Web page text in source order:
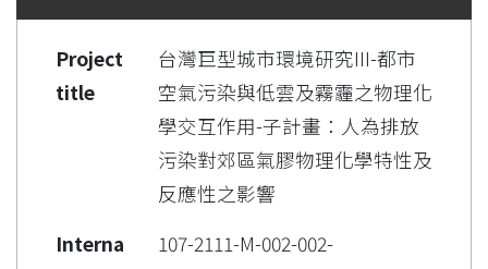
Project
title
台灣巨型城市環境研究III-都市
空氣污染與低雲及霧霾之物理化
學交互作用-子計畫：人為排放
污染對郊區氣膠物理化學特性及
反應性之影響
Interna
107-2111-M-002-002-